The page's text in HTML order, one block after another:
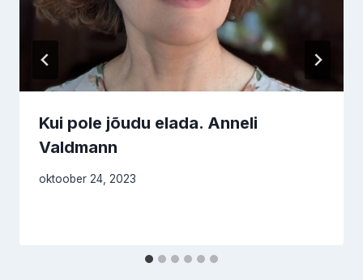
Kui pole jõudu elada. Anneli
Valdmann
oktoober 24, 2023